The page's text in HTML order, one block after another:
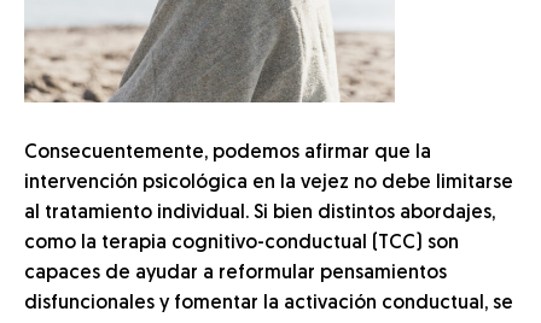
Consecuentemente, podemos afirmar que la
intervención psicológica en la vejez no debe limitarse
al tratamiento individual. Si bien distintos abordajes,
como la terapia cognitivo-conductual (TCC) son
capaces de ayudar a reformular pensamientos
disfuncionales y fomentar la activación conductual, se